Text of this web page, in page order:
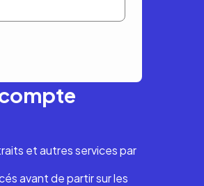
et autres services par
avant de partir sur les